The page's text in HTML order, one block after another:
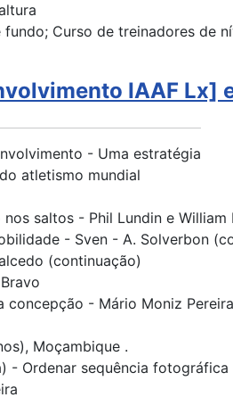
Curso de treinadores de
IAAF Lx]
- Uma estratégia
atletismo mundial
saltos - Phil Lundin e William
- Sven - A. Solverbon
(continuação)
concepção - Mário Moniz Pereira
Moçambique .
- Ordenar sequência